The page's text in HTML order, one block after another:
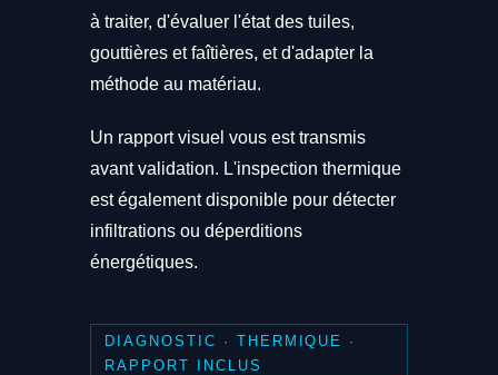
à traiter, d'évaluer l'état des tuiles,
gouttières et faîtières, et d'adapter la
méthode au matériau.
Un rapport visuel vous est transmis
avant validation. L'inspection thermique
est également disponible pour détecter
infiltrations ou déperditions
énergétiques.
DIAGNOSTIC · THERMIQUE ·
RAPPORT INCLUS